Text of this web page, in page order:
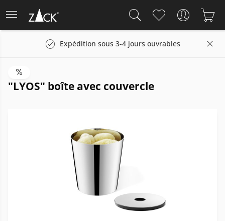
Expédition sous 3-4 jours ouvrables
"LYOS" boîte avec couvercle